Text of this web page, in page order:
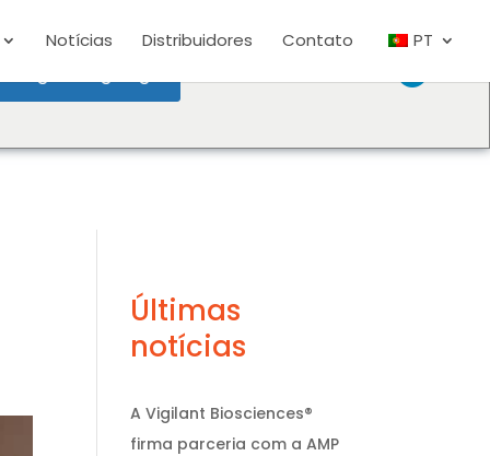
Notícias Distribuidores Contato PT
Últimas
notícias
A Vigilant Biosciences®
firma parceria com a AMP